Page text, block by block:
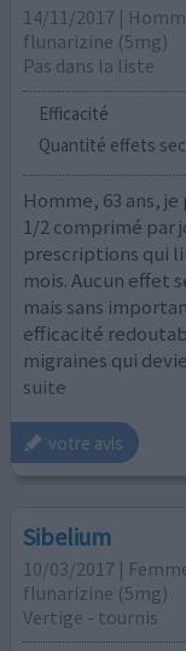
14/11/2017 |
flunarizine (5mg)
Pas dans la liste
Efficacité
Quantité effets
Homme, 63 ans,
1/2 comprimé par
prescriptions qui
mois. Aucun effet
mais sans
efficacité
migraines qui
suite
votre avis
Sibelium
10/03/2017 |
flunarizine (5mg)
Vertige - tournis